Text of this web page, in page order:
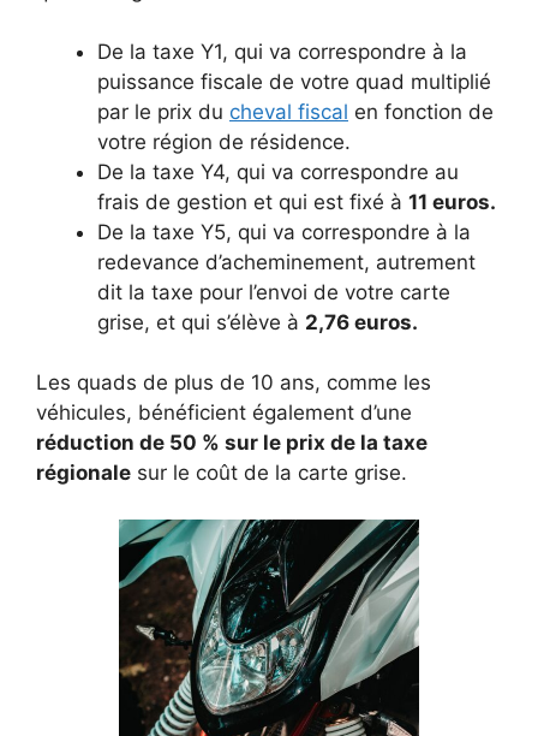
De la taxe Y1, qui va correspondre à la
puissance fiscale de votre quad multiplié
par le prix du cheval fiscal en fonction de
votre région de résidence.
De la taxe Y4, qui va correspondre au
frais de gestion et qui est fixé à 11 euros.
De la taxe Y5, qui va correspondre à la
redevance d’acheminement, autrement
dit la taxe pour l’envoi de votre carte
grise, et qui s’élève à 2,76 euros.
Les quads de plus de 10 ans, comme les
véhicules, bénéficient également d’une
réduction de 50 % sur le prix de la taxe
régionale sur le coût de la carte grise.